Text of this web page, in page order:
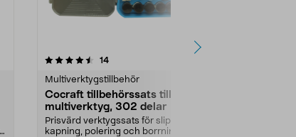
14recensioner
Multiverktygstillbehör
Cocraft tillbehörssats till
multiverktyg, 302 delar
Prisvärd verktygssats för slipning,
kapning, polering och borrning.
4.5 av 5 stjärnor